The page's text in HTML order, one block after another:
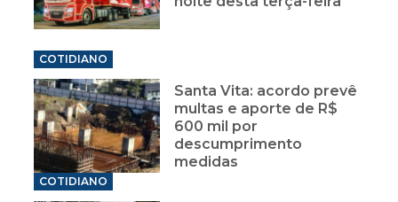
COTIDIANO
Santa Vita: acordo prevê
multas e aporte de R$
600 mil por
descumprimento
medidas
COTIDIANO